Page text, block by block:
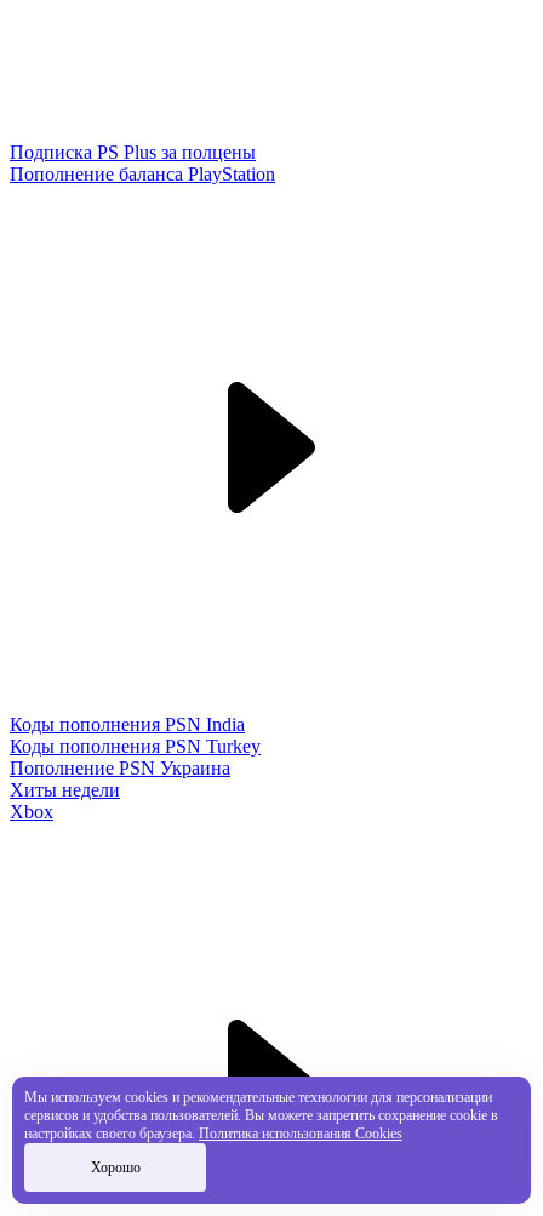
Подписка PS Plus за полцены
Пополнение баланса PlayStation
Коды пополнения PSN India
Коды пополнения PSN Turkey
Пополнение PSN Украина
Хиты недели
Xbox
Мы используем cookies и рекомендательные технологии для персонализации
сервисов и удобства пользователей. Вы можете запретить сохранение cookie в
настройках своего браузера. Политика использования Cookies
Хорошо